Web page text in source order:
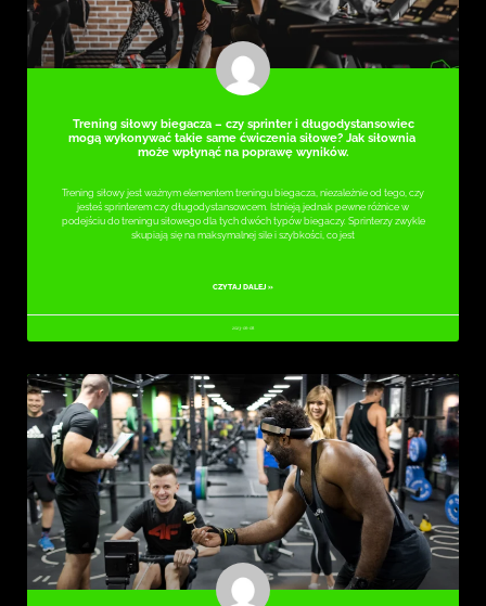
Trening siłowy biegacza – czy sprinter i długodystansowiec
mogą wykonywać takie same ćwiczenia siłowe? Jak siłownia
może wpłynąć na poprawę wyników.
Trening siłowy jest ważnym elementem treningu biegacza, niezależnie od tego, czy
jesteś sprinterem czy długodystansowcem. Istnieją jednak pewne różnice w
podejściu do treningu siłowego dla tych dwóch typów biegaczy. Sprinterzy zwykle
skupiają się na maksymalnej sile i szybkości, co jest
CZYTAJ DALEJ »
2023-06-08